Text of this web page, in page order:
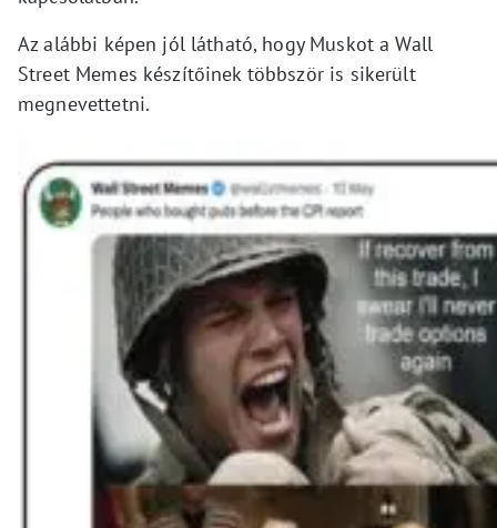
Az alábbi képen jól látható, hogy Muskot a Wall
Street Memes készítőinek többször is sikerült
megnevettetni.